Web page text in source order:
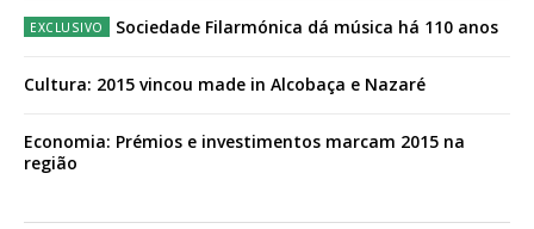
Sociedade Filarmónica dá música há 110 anos
Cultura: 2015 vincou made in Alcobaça e Nazaré
Economia: Prémios e investimentos marcam 2015 na
região